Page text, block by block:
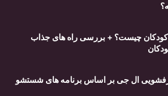
کودکان چیست؟ + بررسی راه های جذاب
ال جی بر اساس برنامه های شستشو